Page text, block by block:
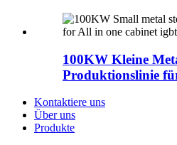
100KW Kleine
Produktionslinie
Kontaktiere uns
Über uns
Produkte